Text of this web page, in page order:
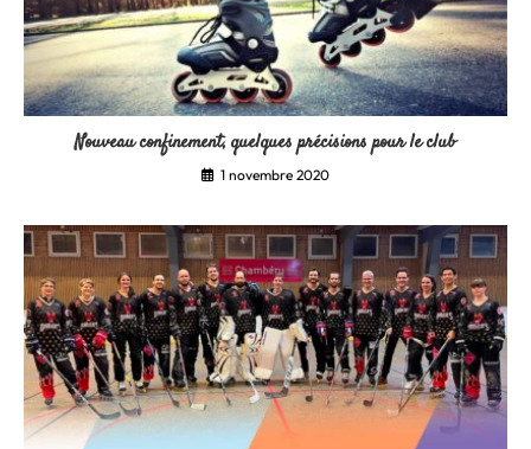
Nouveau confinement, quelques précisions pour le club
1 novembre 2020